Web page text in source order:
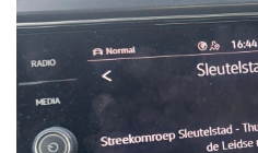
12.00 - 17.00 uur
Vorig uur
uur 1